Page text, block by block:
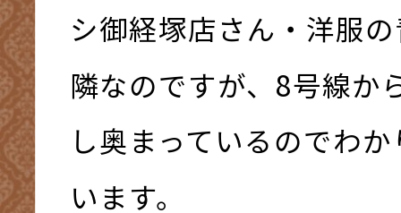
シ御経塚店さん・洋服
隣なのですが、8号線か
し奥まっているのでわ
います。